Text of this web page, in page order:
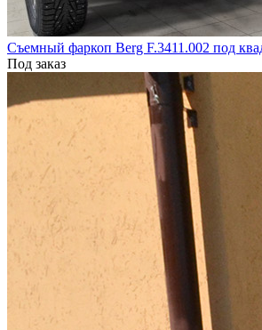
Съемный фаркоп Berg F.3411.002 под
Под заказ